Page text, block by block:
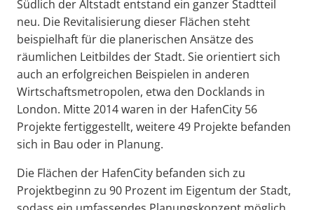
Südlich der Altstadt entstand ein ganzer Stadtteil
neu. Die Revitalisierung dieser Flächen steht
beispielhaft für die planerischen Ansätze des
räumlichen Leitbildes der Stadt. Sie orientiert sich
auch an erfolgreichen Beispielen in anderen
Wirtschaftsmetropolen, etwa den Docklands in
London. Mitte 2014 waren in der HafenCity 56
Projekte fertiggestellt, weitere 49 Projekte befanden
sich in Bau oder in Planung.
Die Flächen der HafenCity befanden sich zu
Projektbeginn zu 90 Prozent im Eigentum der Stadt,